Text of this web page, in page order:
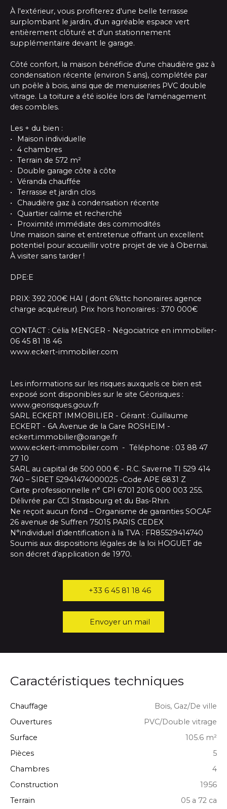
À l'extérieur, vous profiterez d'une belle terrasse
surplombant le jardin, d'un agréable espace vert
entièrement clôturé et d'un stationnement
supplémentaire devant le garage.
Côté confort, la maison bénéficie d'une chaudière gaz à
condensation récente (environ 5 ans), complétée par
un poêle à bois, ainsi que de menuiseries PVC double
vitrage. La toiture a été isolée lors de l'aménagement
des combles.
Les + du bien :
Maison individuelle
4 chambres
Terrain de 572 m²
Double garage côte à côte
Véranda chauffée
Terrasse et jardin clos
Chaudière gaz à condensation récente
Quartier calme et recherché
Proximité immédiate des commodités
Une maison saine et entretenue offrant un excellent
potentiel pour accueillir votre projet de vie à Obernai.
À visiter sans tarder !
DPE:E
PRIX: 392 200€ HAI ( dont 6%ttc honoraires agence
charge acquéreur). Prix hors honoraires : 370 000€
CONTACT : Célia MENGER - Négociatrice en immobilier-
06 45 81 18 46
www.eckert-immobilier.com
Les informations sur les risques auxquels ce bien est
exposé sont disponibles sur le site Géorisques :
www.georisques.gouv.fr
SARL ECKERT IMMOBILIER - Gérant : Guillaume
ECKERT - 6A Avenue de la Gare ROSHEIM -
eckert.immobilier@orange.fr
www.eckert-immobilier.com - Téléphone : 03 88 47
27 10
SARL au capital de 500 000 € - R.C. Saverne TI 529 414
740 – SIRET 52941474000025 -Code APE 6831 Z
Carte professionnelle n° CPI 6701 2016 000 003 255.
Délivrée par CCI Strasbourg et du Bas-Rhin.
Ne reçoit aucun fond – Organisme de garanties SOCAF
26 avenue de Suffren 75015 PARIS CEDEX
N°individuel d’identification à la TVA : FR85529414740
Soumis aux dispositions légales de la loi HOGUET de
son décret d’application de 1970.
+33 6 45 81 18 46
Envoyer un mail
Caractéristiques techniques
Chauffage
Bois, Gaz/De ville
Ouvertures
PVC/Double vitrage
Surface
105.6 m²
Pièces
5
Chambres
4
Construction
1956
Terrain
05 a 72 ca